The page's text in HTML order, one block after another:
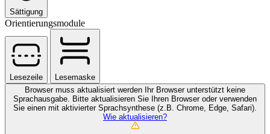
Sättigung
Orientierungsmodule
Lesezeile
Lesemaske
Browser muss aktualisiert werden
Ihr Browser unterstützt keine
Sprachausgabe. Bitte aktualisieren Sie Ihren Browser oder verwenden
Sie einen mit aktivierter Sprachsynthese (z.B. Chrome, Edge, Safari).
Wie aktualisieren?